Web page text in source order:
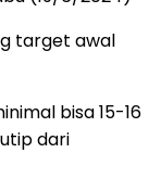
target awal
bisa 15-16
dari